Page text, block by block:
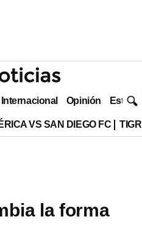
Internacional Opinión Estilo
VS SAN DIEGO FC
la forma